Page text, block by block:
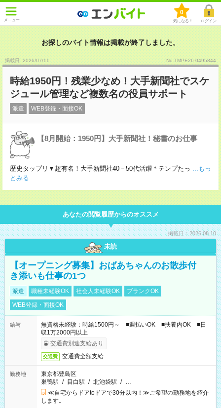
メニュー
0
気になる！ ログイン
お探しのバイト情報は掲載が終了しました。
掲載日 :2026/07/11 No.TMPE26-0495844
時給1950円！残業少なめ！大手新聞社でスケ
ジュール管理など複数名の役員サポート
派遣 WEB登録・面接OK
【8月開始：1950円】大手新聞社！秘書のお仕事
歴史タップリ▼超有名！大手新聞社40－50代活躍＊テンプたっ ...もっ
とみる
あなたの閲覧履歴からのオススメ
掲載日：2026.08.10
未読
【オープニング募集】おばあちゃんのお散歩付
き添いも仕事の1つ
派遣 職種未経験OK 社会人未経験OK
ブランクOK
WEB登録・面接OK
給与
無資格未経験：時給1500円～ ■週払いOK ■扶養内OK ■日
収1万2000円以上
交通費別途支給あり
交通費 交通費全額支給
勤務地
東京都豊島区
巣鴨駅 / 目白駅 / 北池袋駅 / …
≪自宅からドアtoドアで30分以内！≫ご希望の勤務地を紹介
します。